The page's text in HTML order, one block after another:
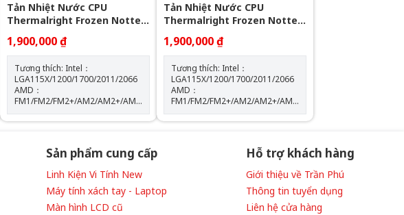
Tản Nhiệt Nước CPU
Thermalright Frozen Notte
360 BLACK ARGB
1,900,000 ₫
Tương thích: Intel：
LGA115X/1200/1700/2011/2066
AMD：
FM1/FM2/FM2+/AM2/AM2+/AM3/AM3+/AM4/AM5
Kích thước máy bơm: W72 mm x
D72 mm x H54 mm Tốc độ định
vòng/phút±10% (MAX) Độ ồn của
máy bơm: 28 dBA Màu sắc:
Tản Nhiệt Nước CPU
Thermalright Frozen Notte
360 WHITE ARGB
1,900,000 ₫
Tương thích: Intel：
LGA115X/1200/1700/2011/2066
AMD：
FM1/FM2/FM2+/AM2/AM2+/AM3/AM3+/AM4/AM5
Kích thước máy bơm: W72 mm x
D72 mm x H54 mm Tốc độ định
vòng/phút±10% (MAX) Độ ồn của
Sản phẩm cung cấp
Linh Kiện Vi Tính New
Máy tính xách tay - Laptop
Màn hình LCD cũ
Hỗ trợ khách hàng
Giới thiệu về Trần Phú
Thông tin tuyển dụng
Liên hệ cửa hàng